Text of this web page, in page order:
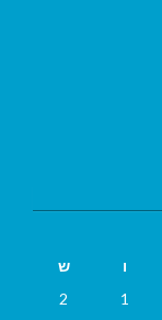
ו
ש
1
2